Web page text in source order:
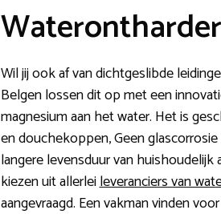
Wil jij ook af van dichtgeslibde
Belgen lossen dit op met een
magnesium aan het water. Het is
en douchekoppen, Geen
langere levensduur van
kiezen uit allerleileveranciers van
aangevraagd. Een vakman vinden